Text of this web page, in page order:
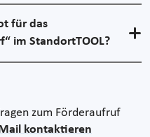
für das
im StandortTOOL?
zum Förderaufruf
kontaktieren